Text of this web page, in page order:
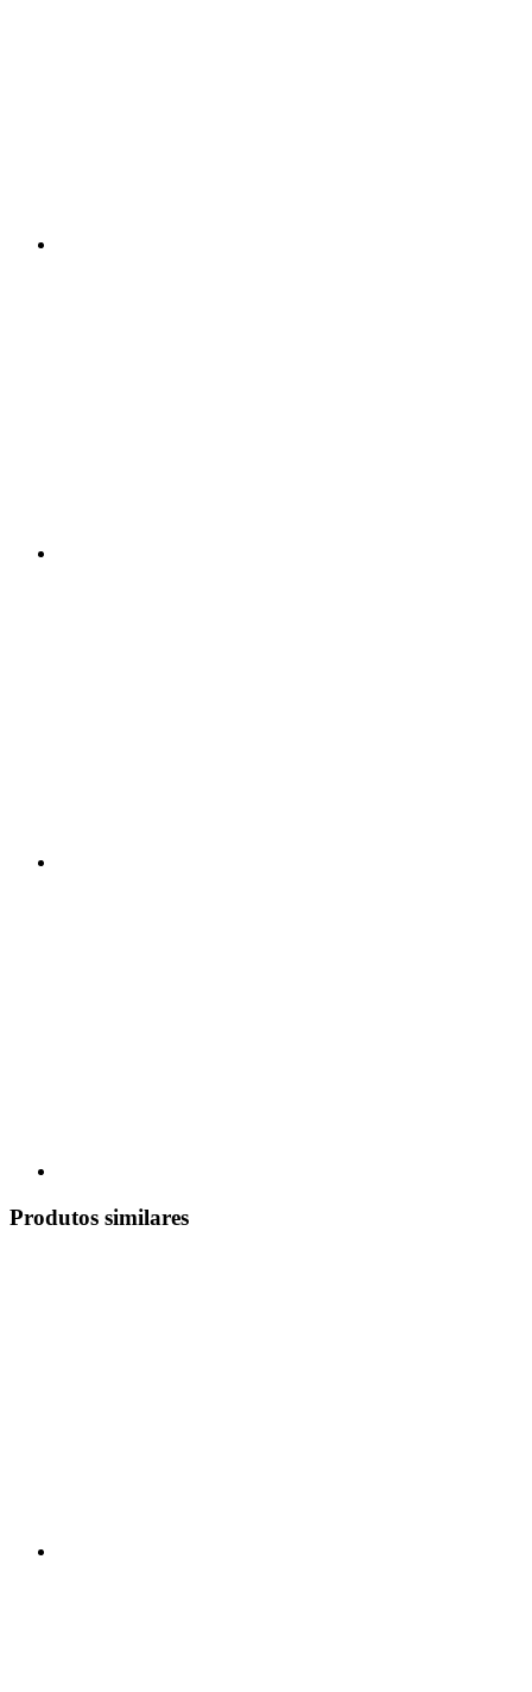
Produtos similares